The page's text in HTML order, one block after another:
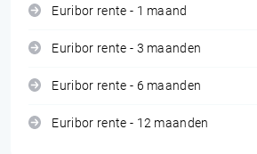
Euribor rente - 1 maand
Euribor rente - 3 maanden
Euribor rente - 6 maanden
Euribor rente - 12 maanden